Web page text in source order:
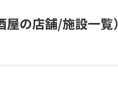
の店舗/施設一覧）